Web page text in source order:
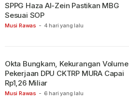
Musi Rawas - 4 hari yang lalu
SPPG Haza Al-Zein Pastikan MBG
Sesuai SOP
Musi Rawas - 6 hari yang lalu
Okta Bungkam, Kekurangan Volume
Pekerjaan DPU CKTRP MURA Capai
Rp1,26 Miliar